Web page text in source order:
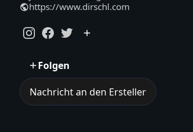
https://www.dirschl.com
Folgen
Nachricht an den Ersteller